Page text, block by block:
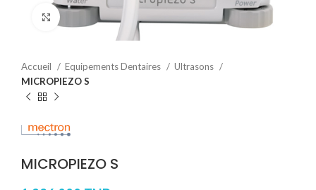
Cliquez pour agrandir
Accueil Equipements Dentaires
Ultrasons
MICROPIEZO S
MICROPIEZO S